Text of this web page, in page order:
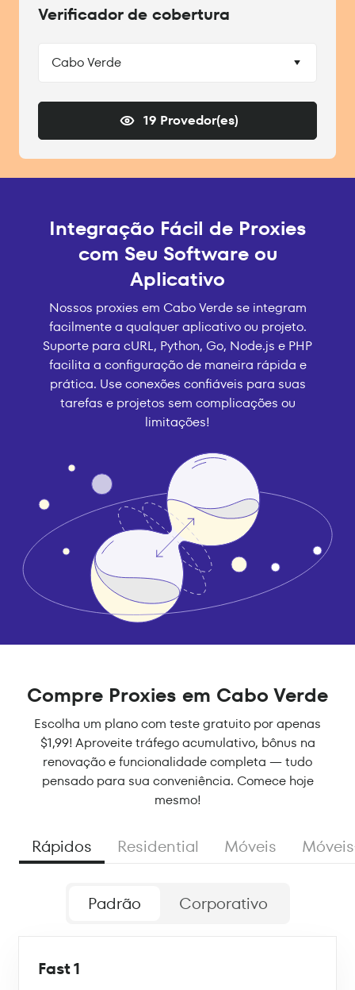
Verificador de cobertura
Cabo Verde
19 Provedor(es)
Integração Fácil de Proxies
com Seu Software ou
Aplicativo
Nossos proxies em Cabo Verde se integram
facilmente a qualquer aplicativo ou projeto.
Suporte para cURL, Python, Go, Node.js e PHP
facilita a configuração de maneira rápida e
prática. Use conexões confiáveis para suas
tarefas e projetos sem complicações ou
limitações!
Compre Proxies em Cabo Verde
Escolha um plano com teste gratuito por apenas
$1,99! Aproveite tráfego acumulativo, bônus na
renovação e funcionalidade completa — tudo
pensado para sua conveniência. Comece hoje
mesmo!
Rápidos Residential Móveis
Padrão Corporativo
Fast 1